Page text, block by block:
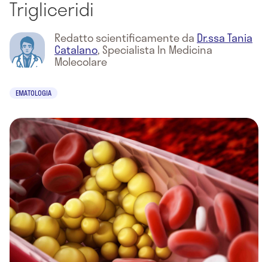
Trigliceridi
Redatto scientificamente da Dr.ssa Tania
Catalano, Specialista In Medicina
Molecolare
EMATOLOGIA